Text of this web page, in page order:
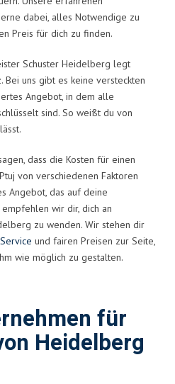
dabei, alles Notwendige zu
Preis für dich zu finden.
Schuster Heidelberg legt
uns gibt es keine versteckten
Angebot, in dem alle
sind. So weißt du von
dass die Kosten für einen
von verschiedenen Faktoren
Angebot, das auf deine
wir dir, dich an
zu wenden. Wir stehen dir
Service und fairen Preisen zur Seite,
wie möglich zu gestalten.
für
Heidelberg